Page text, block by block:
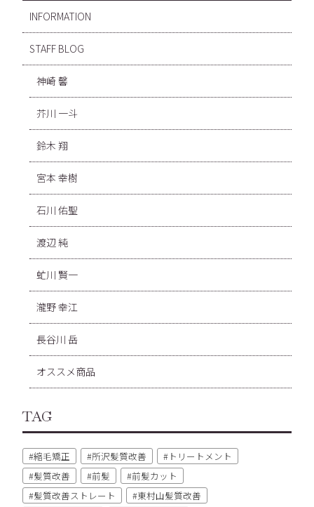
INFORMATION
STAFF BLOG
神崎 馨
芥川 一斗
鈴木 翔
宮本 幸樹
石川 佑聖
渡辺 純
虻川 賢一
瀧野 幸江
長谷川 岳
オススメ商品
TAG
縮毛矯正 所沢髪質改善
トリートメント
髪質改善
前髪
前髪カット
髪質改善ストレート
東村山髪質改善